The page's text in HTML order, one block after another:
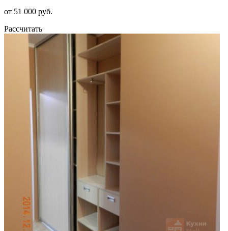
от 51 000 руб.
Рассчитать